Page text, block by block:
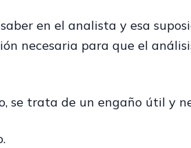
en el analista y esa
necesaria para que el
se trata de un engaño útil y